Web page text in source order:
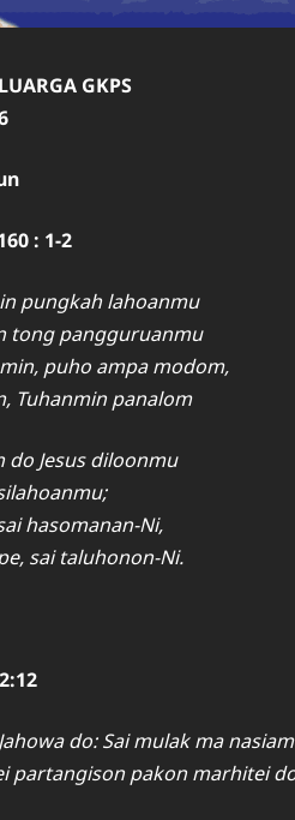
GKPS
: 1-2
pungkah lahoanmu
tong pangguruanmu
puho ampa modom,
Tuhanmin panalom
Jesus diloonmu
hasomanan-Ni,
sai taluhonon-Ni.
Jahowa do: Sai mulak ma
partangison pakon marhitei